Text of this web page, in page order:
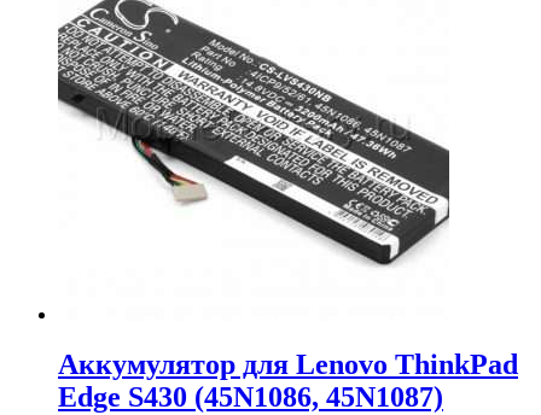
Аккумулятор для Lenovo ThinkPad
Edge S430 (45N1086, 45N1087)